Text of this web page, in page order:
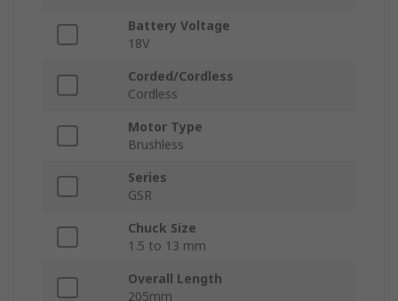
Battery Voltage
18V
Corded/Cordless
Cordless
Motor Type
Brushless
Series
GSR
Chuck Size
1.5 to 13 mm
Overall Length
205mm